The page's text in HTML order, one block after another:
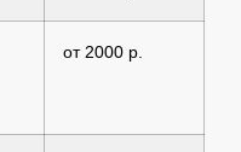
от 2000 р.